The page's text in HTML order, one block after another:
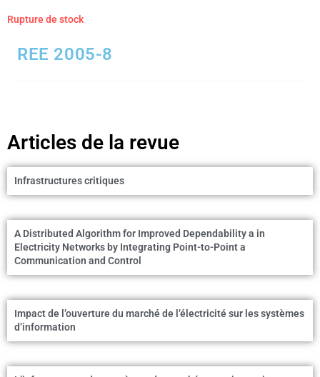
Rupture de stock
REE 2005-8
Articles de la revue
Infrastructures critiques
A Distributed Algorithm for Improved Dependability a in
Electricity Networks by Integrating Point-to-Point a
Communication and Control
Impact de l’ouverture du marché de l’électricité sur les systèmes
d’information